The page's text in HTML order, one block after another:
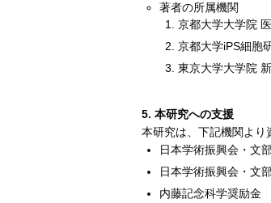
著者の所属機関
京都大学大学院
京都大学iPS細胞
東京大学大学院
5. 本研究への支援
本研究は、下記機関より
日本学術振興会・文
日本学術振興会・文
内藤記念科学奨励金